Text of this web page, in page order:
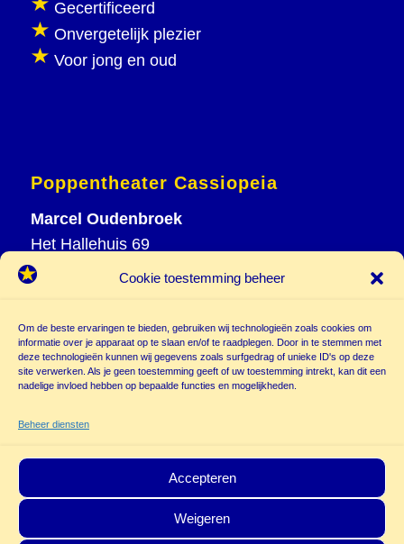
Cookie toestemming beheer
Om de beste ervaringen te bieden, gebruiken wij technologieën zoals cookies om
informatie over je apparaat op te slaan en/of te raadplegen. Door in te stemmen met
deze technologieën kunnen wij gegevens zoals surfgedrag of unieke ID's op deze
site verwerken. Als je geen toestemming geeft of uw toestemming intrekt, kan dit een
nadelige invloed hebben op bepaalde functies en mogelijkheden.
Beheer diensten
Accepteren
Weigeren
Gecertificeerd
Onvergetelijk plezier
Voor jong en oud
Poppentheater Cassiopeia
Marcel Oudenbroek
Het Hallehuis 69
3823 VH Amersfoort
M 06 20 26 94 61
info@
poppentheatercassiopeia.nl